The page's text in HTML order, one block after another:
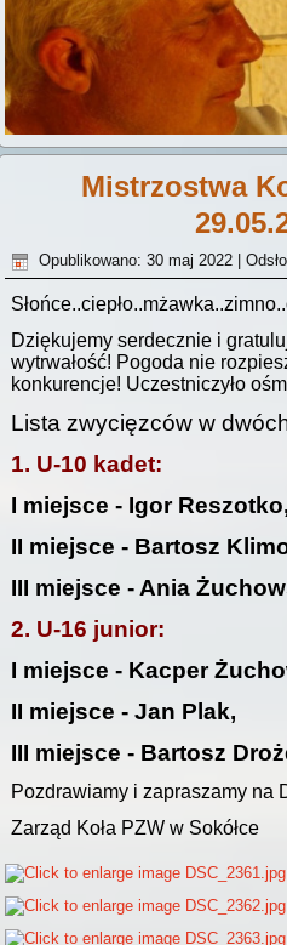
Mistrzostwa
Opublikowano: 30 maj 2022
Dziękujemy serdecznie i
wytrwałość! Pogoda nie
konkurencje! Uczestniczyło
Lista zwycięzców w
1. U-10 kadet:
I miejsce - Igor Reszotko,
II miejsce - Bartosz
III miejsce - Ania
2. U-16 junior:
I miejsce - Kacper
II miejsce - Jan Plak,
III miejsce - Bartosz
Pozdrawiamy i zapraszamy na
Zarząd Koła PZW w Sokółce